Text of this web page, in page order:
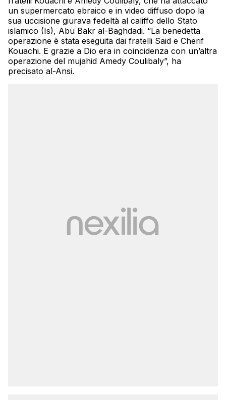
un supermercato ebraico e in video diffuso dopo la
sua uccisione giurava fedeltà al califfo dello Stato
islamico (Is), Abu Bakr al-Baghdadi. “La benedetta
operazione è stata eseguita dai fratelli Said e Cherif
Kouachi. E grazie a Dio era in coincidenza con un’altra
operazione del mujahid Amedy Coulibaly”, ha
precisato al-Ansi.